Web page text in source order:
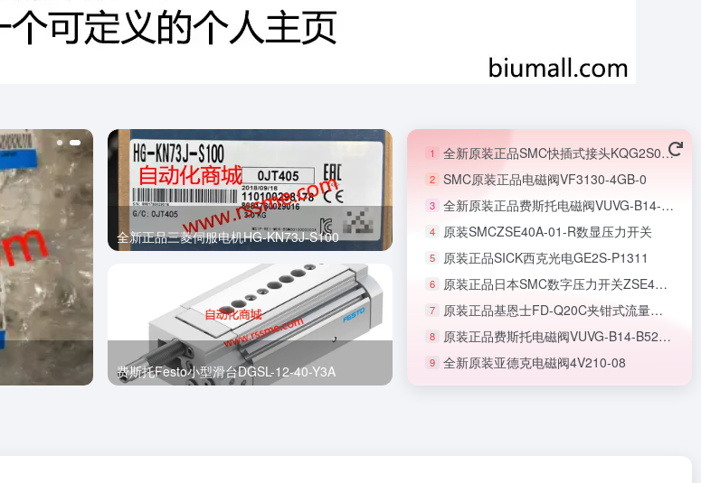
全新正品SMC节流阀AS1201F-M5-06A
全新正品三菱伺服电机HG-KN73J-S100
费斯托Festo小型滑台DGSL-12-40-Y3A
1 全新原装正品SMC快插式接头KQG2S06-M5
2 SMC原装正品电磁阀VF3130-4GB-0
3 全新原装正品费斯托电磁阀VUVG-B14-B52-ZT-F-1T1L
4 原装SMCZSE40A-01-R数显压力开关
5 原装正品SICK西克光电GE2S-P1311
6 原装正品日本SMC数字压力开关ZSE40AF-01-R-X501
7 原装正品基恩士FD-Q20C夹钳式流量传感器
8 原装正品费斯托电磁阀VUVG-B14-B52-ZT-F-1T1L-F1A
9 全新原装亚德克电磁阀4V210-08